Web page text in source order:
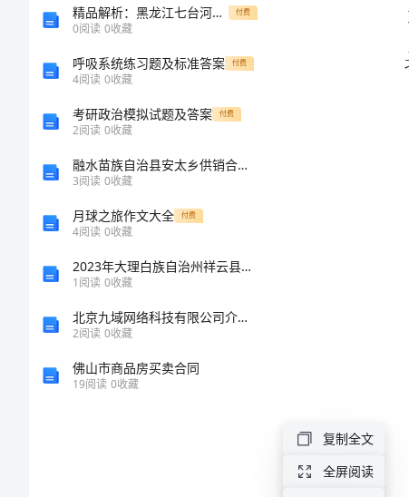
精品解析：黑龙江七台河勃利县数学七年级上册第三章一元一次方程方程达标测试练习题 付费
0阅读 0收藏
呼吸系统练习题及标准答案 付费
4阅读 0收藏
考研政治模拟试题及答案 付费
2阅读 0收藏
融水苗族自治县安太乡供销合作社烟花爆竹门市介绍企业发展分析报告
3阅读 0收藏
月球之旅作文大全 付费
4阅读 0收藏
2023年大理白族自治州祥云县机械员考试题库（名师系列）
1阅读 0收藏
北京九域网络科技有限公司介绍企业发展分析报告
2阅读 0收藏
佛山市商品房买卖合同
19阅读 0收藏
复制全文
全屏阅读